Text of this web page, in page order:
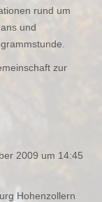
rund um
und
zur
2009 um 14:45
Hohenzollern